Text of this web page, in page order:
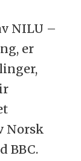
NILU –
er
Norsk
BBC.